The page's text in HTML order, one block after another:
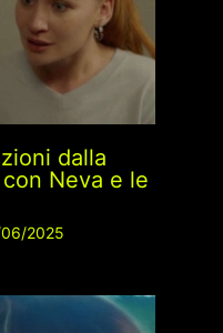
dalla
Neva e le
2025